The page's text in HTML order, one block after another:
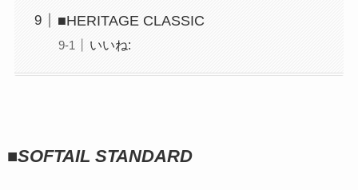
■HERITAGE CLASSIC
いいね:
■SOFTAIL STANDARD